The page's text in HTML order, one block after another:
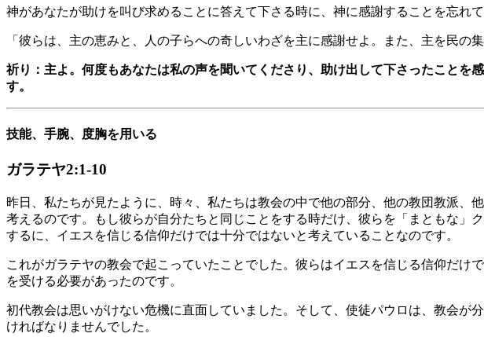
神があなたが助けを叫び求めることに答えて下さる時に、神に感謝することを忘れて
「彼らは、主の恵みと、人の子らへの奇しいわざを主に感謝せよ。また、主を民の
祈り：主よ。何度もあなたは私の声を聞いてくださり、助け出して下さったこと
す。
技能、手腕、度胸を用いる
ガラテヤ2:1-10
昨日、私たちが見たように、時々、私たちは教会の中で他の部分、他の教団教派
考えるのです。もし彼らが自分たちと同じことをする時だけ、彼らを「まともな
するに、イエスを信じる信仰だけでは十分ではないと考えていることなのです。
これがガラテヤの教会で起こっていたことでした。彼らはイエスを信じる信仰だ
を受ける必要があったのです。
初代教会は思いがけない危機に直面していました。そして、使徒パウロは、教会
ければなりませんでした。